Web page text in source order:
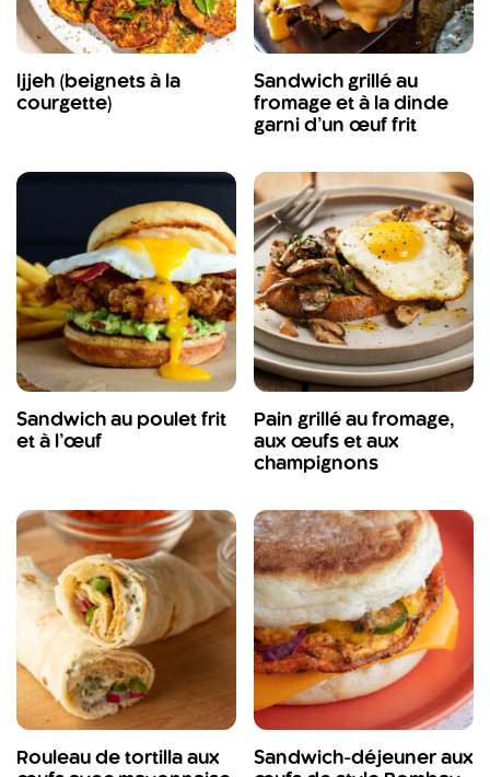
Ijjeh (beignets à la
courgette)
Sandwich grillé au
fromage et à la dinde
garni d’un œuf frit
Sandwich au poulet frit
et à l’œuf
Pain grillé au fromage,
aux œufs et aux
champignons
Rouleau de tortilla aux
Sandwich-déjeuner aux